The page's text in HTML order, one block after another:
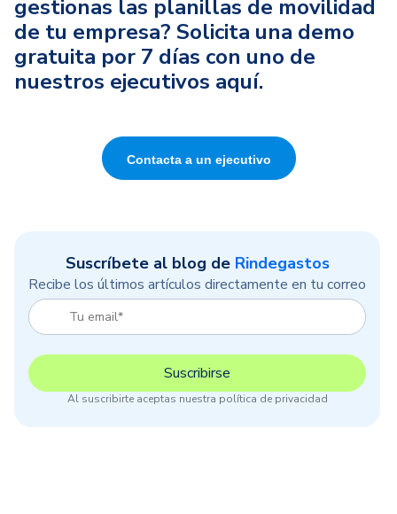
Suscríbete al blog de Rindegastos
Recibe los últimos artículos directamente en tu correo
Al suscribirte aceptas nuestra política de privacidad
gestionas las planillas de movilidad
de tu empresa? Solicita una demo
gratuita por 7 días con uno de
nuestros ejecutivos aquí.
Contacta a un ejecutivo